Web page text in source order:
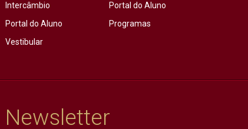
Intercâmbio
Portal do Aluno
Vestibular
Portal do Aluno
Programas
Newsletter